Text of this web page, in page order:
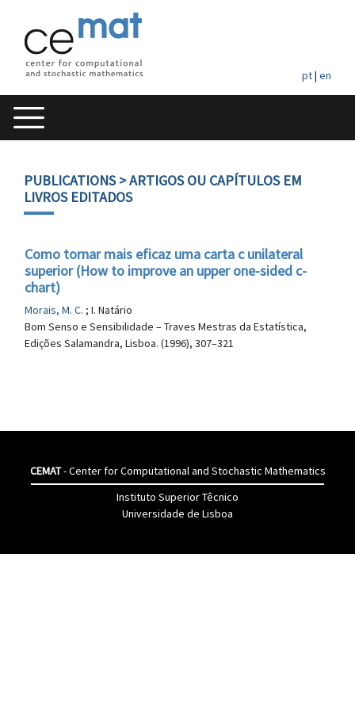
pt| en
PUBLICATIONS> ARTIGOS OU CAPÍTULOS EM
LIVROS EDITADOS
Como tornar mais eficaz uma carta c unilateral
superior (How to improve an upper one-sided c-
chart)
Morais, M. C. ; I. Natário
Bom Senso e Sensibilidade – Traves Mestras da Estatística,
Edições Salamandra, Lisboa. (1996), 307–321
CEMAT- Center for Computational and Stochastic Mathematics
Instituto Superior Têcnico
Universidade de Lisboa